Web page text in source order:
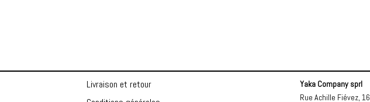
Livraison et retour
Yaka Company sprl
Rue Achille Fiévez, 16